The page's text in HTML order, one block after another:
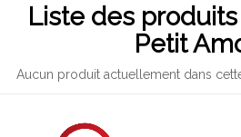
Liste des
Petit
Aucun produit actuellement dans